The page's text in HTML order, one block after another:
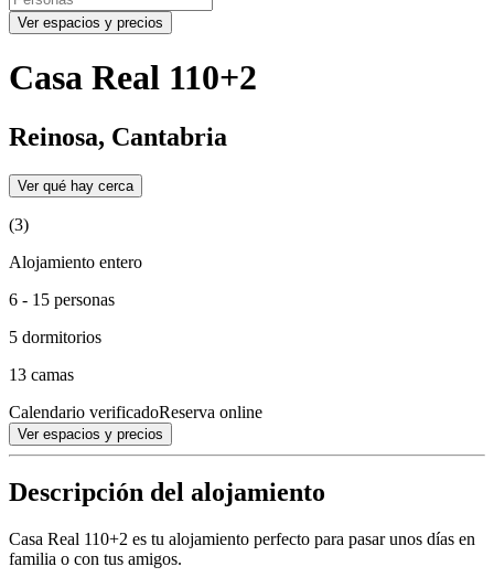
Ver espacios y precios
Casa Real 110+2
Reinosa, Cantabria
Ver qué hay cerca
(3)
Alojamiento entero
6 - 15 personas
5 dormitorios
13 camas
Calendario verificadoReserva online
Ver espacios y precios
Descripción del alojamiento
Casa Real 110+2 es tu alojamiento perfecto para pasar unos días en
familia o con tus amigos.